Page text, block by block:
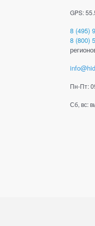
GPS:
8 (495)
8 (800)
Пн-Пт:
Сб, вс: